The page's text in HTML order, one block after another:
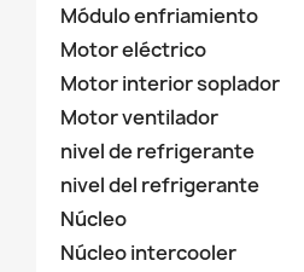
Módulo enfriamiento
Motor eléctrico
Motor interior soplador
Motor ventilador
nivel de refrigerante
nivel del refrigerante
Núcleo
Núcleo intercooler